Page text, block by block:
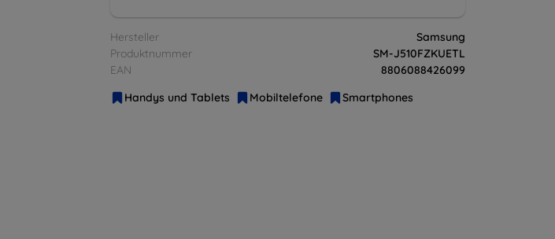
Hersteller
Samsung
Produktnummer
SM-J510FZKUETL
EAN
8806088426099
Handys und Tablets
Mobiltelefone Smartphones